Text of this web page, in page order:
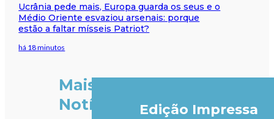
Ucrânia pede mais, Europa guarda os seus e o
Médio Oriente esvaziou arsenais: porque
estão a faltar mísseis Patriot?
há 18 minutos
Mais
Notícias
Edição Impressa